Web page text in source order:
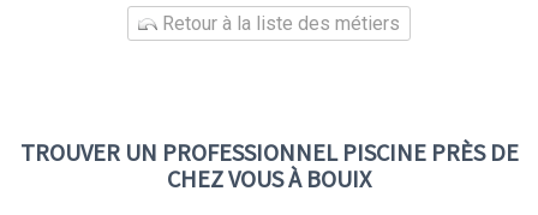
Retour à la liste des métiers
TROUVER UN PROFESSIONNEL PISCINE PRÈS DE
CHEZ VOUS À BOUIX